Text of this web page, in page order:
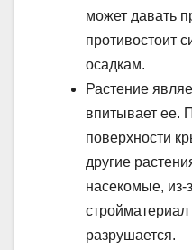
может давать
противостоит
осадкам.
Растение
впитывает ее.
поверхности
другие
насекомые, из-
стройматериал
разрушается.